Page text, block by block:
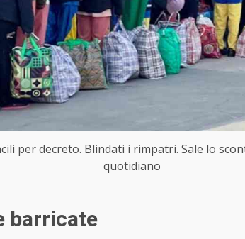
per decreto. Blindati i rimpatri. Sale lo
quotidiano
barricate